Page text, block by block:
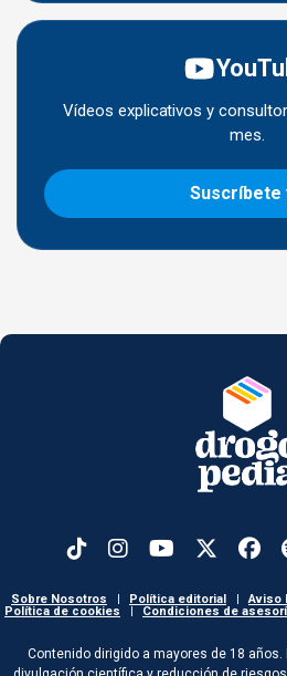
Vídeos explicativos y
mes.
Suscríbete
Sobre Nosotros Política editorial Aviso
Política de cookies
Condiciones de
Contenido dirigido a mayores de 18